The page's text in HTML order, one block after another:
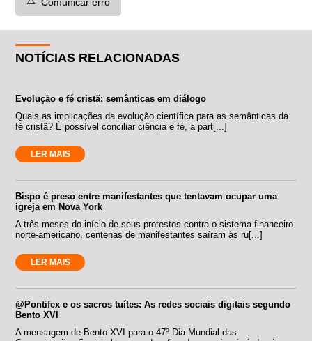
NOTÍCIAS RELACIONADAS
Evolução e fé cristã: semânticas em diálogo
Quais as implicações da evolução científica para as semânticas da
fé cristã? É possível conciliar ciência e fé, a part[...]
LER MAIS
Bispo é preso entre manifestantes que tentavam ocupar uma
igreja em Nova York
A três meses do início de seus protestos contra o sistema financeiro
norte-americano, centenas de manifestantes saíram às ru[...]
LER MAIS
@Pontifex e os sacros tuítes: As redes sociais digitais segundo
Bento XVI
A mensagem de Bento XVI para o 47º Dia Mundial das